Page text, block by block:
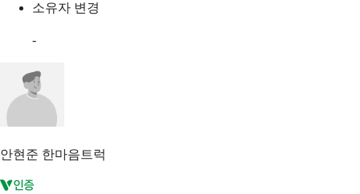
소유자 변경
-
안현준 한마음트럭